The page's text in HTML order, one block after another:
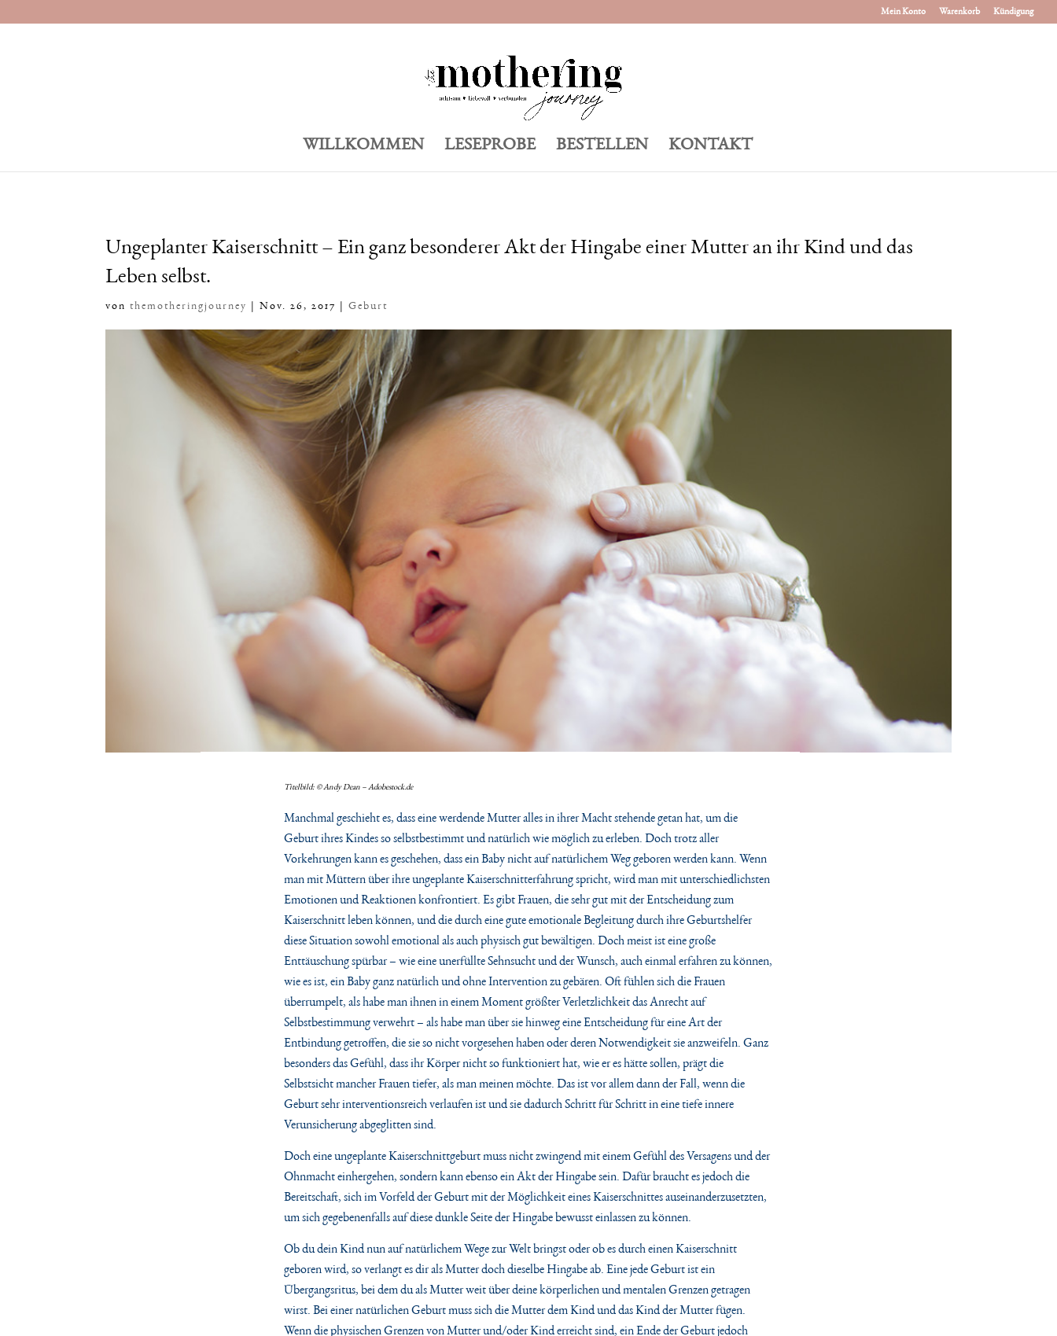
Mein Konto Warenkorb Kündigung
WILLKOMMEN LESEPROBE BESTELLEN KONTAKT
Ungeplanter Kaiserschnitt – Ein ganz besonderer Akt der Hingabe einer Mutter an ihr Kind und das
Leben selbst.
vonthemotheringjourney |Nov. 26, 2017 |Geburt
Titelbild: © Andy Dean – Adobestock.de
Manchmal geschieht es, dass eine werdende Mutter alles in ihrer Macht stehende getan hat, um die
Geburt ihres Kindes so selbstbestimmt und natürlich wie möglich zu erleben. Doch trotz aller
Vorkehrungen kann es geschehen, dass ein Baby nicht auf natürlichem Weg geboren werden kann. Wenn
man mit Müttern über ihre ungeplante Kaiserschnitterfahrung spricht, wird man mit unterschiedlichsten
Emotionen und Reaktionen konfrontiert. Es gibt Frauen, die sehr gut mit der Entscheidung zum
Kaiserschnitt leben können, und die durch eine gute emotionale Begleitung durch ihre Geburtshelfer
diese Situation sowohl emotional als auch physisch gut bewältigen. Doch meist ist eine große
Enttäuschung spürbar – wie eine unerfüllte Sehnsucht und der Wunsch, auch einmal erfahren zu können,
wie es ist, ein Baby ganz natürlich und ohne Intervention zu gebären. Oft fühlen sich die Frauen
überrumpelt, als habe man ihnen in einem Moment größter Verletzlichkeit das Anrecht auf
Selbstbestimmung verwehrt – als habe man über sie hinweg eine Entscheidung für eine Art der
Entbindung getroffen, die sie so nicht vorgesehen haben oder deren Notwendigkeit sie anzweifeln. Ganz
besonders das Gefühl, dass ihr Körper nicht so funktioniert hat, wie er es hätte sollen, prägt die
Selbstsicht mancher Frauen tiefer, als man meinen möchte. Das ist vor allem dann der Fall, wenn die
Geburt sehr interventionsreich verlaufen ist und sie dadurch Schritt für Schritt in eine tiefe innere
Verunsicherung abgeglitten sind.
Doch eine ungeplante Kaiserschnittgeburt muss nicht zwingend mit einem Gefühl des Versagens und der
Ohnmacht einhergehen, sondern kann ebenso ein Akt der Hingabe sein. Dafür braucht es jedoch die
Bereitschaft, sich im Vorfeld der Geburt mit der Möglichkeit eines Kaiserschnittes auseinanderzusetzten,
um sich gegebenenfalls auf diese dunkle Seite der Hingabe bewusst einlassen zu können.
Ob du dein Kind nun auf natürlichem Wege zur Welt bringst oder ob es durch einen Kaiserschnitt
geboren wird, so verlangt es dir als Mutter doch dieselbe Hingabe ab. Eine jede Geburt ist ein
Übergangsritus, bei dem du als Mutter weit über deine körperlichen und mentalen Grenzen getragen
wirst. Bei einer natürlichen Geburt muss sich die Mutter dem Kind und das Kind der Mutter fügen.
Wenn die physischen Grenzen von Mutter und/oder Kind erreicht sind, ein Ende der Geburt jedoch